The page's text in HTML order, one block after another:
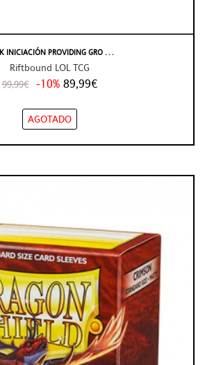
INICIACIÓN PROVIDING GRO . . .
Riftbound LOL TCG
99,99€ -10% 89,99€
AGOTADO